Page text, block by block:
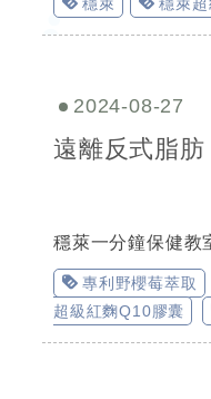
2024-08-27
遠離反式脂肪
穩萊一分鐘保健教
專利野櫻莓萃取
超級紅麴Q10膠囊